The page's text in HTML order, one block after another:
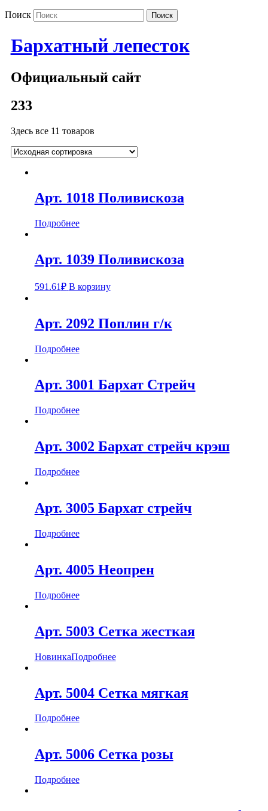
Поиск
Бархатный лепесток
Официальный сайт
233
Здесь все 11 товаров
Арт. 1018 Поливискоза
Подробнее
Арт. 1039 Поливискоза
591.61₽ В корзину
Арт. 2092 Поплин г/к
Подробнее
Арт. 3001 Бархат Стрейч
Подробнее
Арт. 3002 Бархат стрейч крэш
Подробнее
Арт. 3005 Бархат стрейч
Подробнее
Арт. 4005 Неопрен
Подробнее
Арт. 5003 Сетка жесткая
НовинкаПодробнее
Арт. 5004 Сетка мягкая
Подробнее
Арт. 5006 Сетка розы
Подробнее